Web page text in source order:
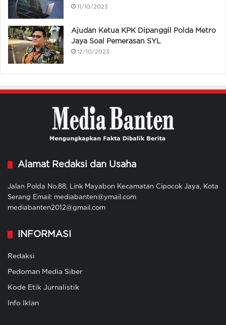
11/10/2023
Ajudan Ketua KPK Dipanggil Polda Metro
Jaya Soal Pemerasan SYL
12/10/2023
Alamat Redaksi dan Usaha
Jalan Polda No.88, Link Mayabon Kecamatan Cipocok Jaya, Kota
Serang Email: mediabanten@ymail.com
mediabanten2012@gmail.com
INFORMASI
Redaksi
Pedoman Media Siber
Kode Etik Jurnalistik
Info Iklan